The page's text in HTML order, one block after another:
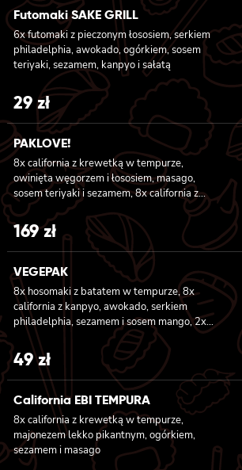
Futomaki SAKE GRILL
6x futomaki z pieczonym łososiem, serkiem
philadelphia, awokado, ogórkiem, sosem
teriyaki, sezamem, kanpyo i sałatą
29zł
PAKLOVE!
8x california z krewetką w tempurze,
owinięta węgorzem i łososiem, masago,
sosem teriyaki i sezamem, 8x california z
serkiem philadelphia i kanpyo, owinięta
opalonym łososiem, sosem teriyaki,
sezamem, 8x california z serkiem
philadelphia i awokado owinięta łososiem, 6x
futomaki z krewetką w tempurze, ogórkiem,
sałatą i majonezem lekko pikantnym, 6x
futomaki z łososiem, awokado, ogórkiem,
serkiem philadelphia i sałatą, sezamem, 6x
futomaki z pieczonym łososiem, serkiem
philadelphia, awokado, ogórkiem, kanpyo,
sałatą, sosem teriyaki i sezamem
169zł
VEGEPAK
8x hosomaki z batatem w tempurze, 8x
california z kanpyo, awokado, serkiem
philadelphia, sezamem i sosem mango, 2x
nigiri z awokado i sosem mango
49zł
California EBI TEMPURA
8x california z krewetką w tempurze,
majonezem lekko pikantnym, ogórkiem,
sezamem i masago